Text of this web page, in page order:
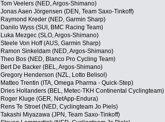
Tom Veelers (NED, Argos-Shimano)
Jonas Aaen Jörgensen (DEN, Team Saxo-Tinkoff)
Raymond Kreder (NED, Garmin Sharp)
Danilo Wyss (SUI, BMC Racing Team)
Luka Mezgec (SLO, Argos-Shimano)
Steele Von Hoff (AUS, Garmin Sharp)
Ramon Sinkeldam (NED, Argos-Shimano)
Theo Bos (NED, Blanco Pro Cycling Team)
Bert De Backer (BEL, Argos-Shimano)
Gregory Henderson (NZL, Lotto Belisol)
Matteo Trentin (ITA, Omega Pharma - Quick-Step)
Dries Hollanders (BEL, Metec-TKH Continental Cyclingteam)
Roger Kluge (GER, NetApp-Endura)
Rens Te Stroet (NED, Cyclingteam Jo Piels)
Takashi Miyazawa (JPN, Team Saxo-Tinkoff)